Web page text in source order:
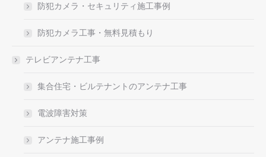
防犯カメラ・セキュリティ施工事例
防犯カメラ工事・無料見積もり
テレビアンテナ工事
集合住宅・ビルテナントのアンテナ工事
電波障害対策
アンテナ施工事例